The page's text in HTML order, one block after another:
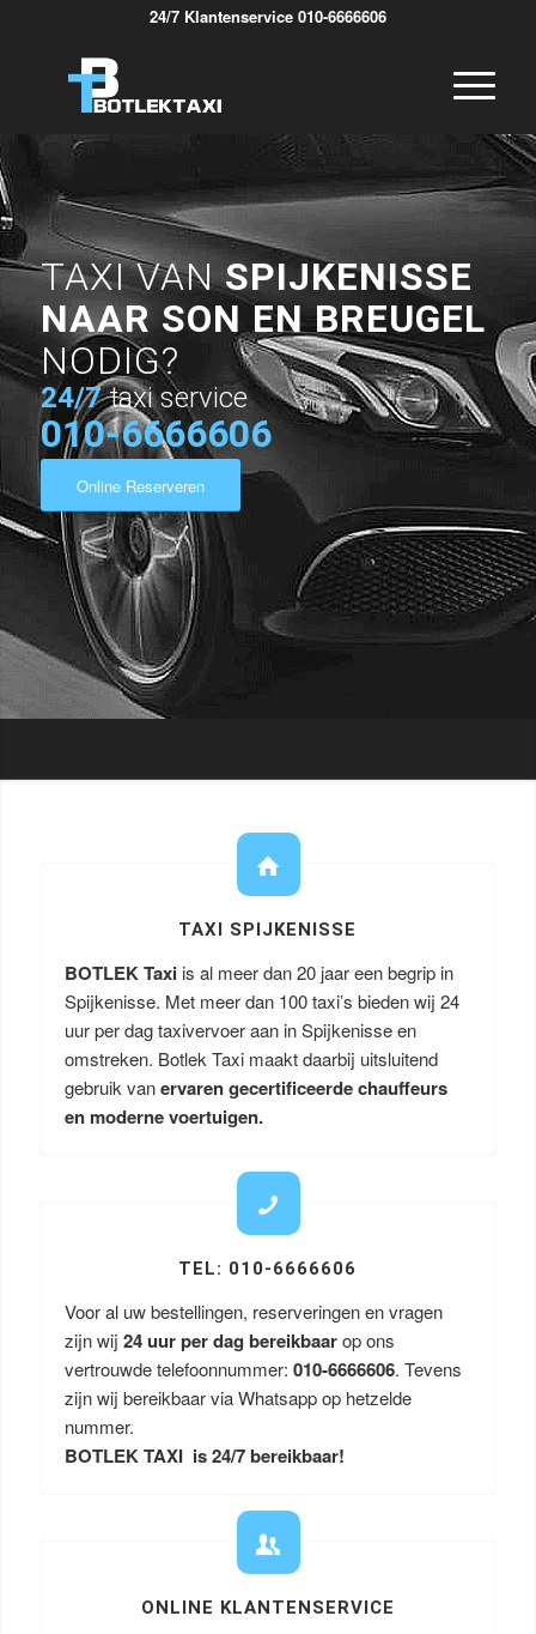
24/7 Klantenservice 010-6666606
TAXI VANSPIJKENISSE
NAAR SON EN BREUGEL
NODIG?
24/7 taxi service
010-6666606
Online Reserveren
TAXI SPIJKENISSE
BOTLEK Taxi is al meer dan 20 jaar een begrip in
Spijkenisse. Met meer dan 100 taxi’s bieden wij 24
uur per dag taxivervoer aan in Spijkenisse en
omstreken. Botlek Taxi maakt daarbij uitsluitend
gebruik vanervaren gecertificeerde chauffeurs
en moderne voertuigen.
TEL: 010-6666606
Voor al uw bestellingen, reserveringen en vragen
zijn wij 24 uur per dag bereikbaarop ons
vertrouwde telefoonnummer: 010-6666606. Tevens
zijn wij bereikbaar via Whatsapp op hetzelde
nummer.
BOTLEK TAXI is 24/7 bereikbaar!
ONLINE KLANTENSERVICE